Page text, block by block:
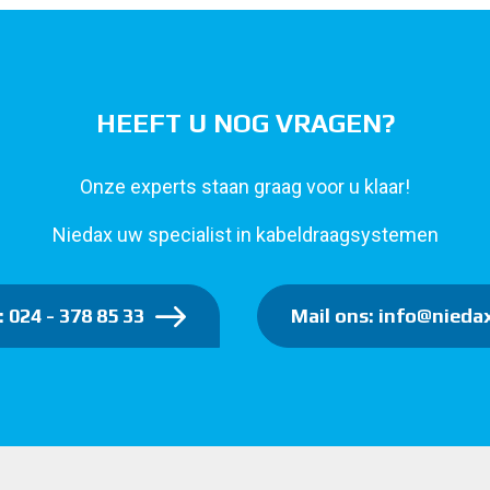
HEEFT U NOG VRAGEN?
Onze experts staan graag voor u klaar!
Niedax uw specialist in kabeldraagsystemen
024 - 378 85 33 Mail ons: